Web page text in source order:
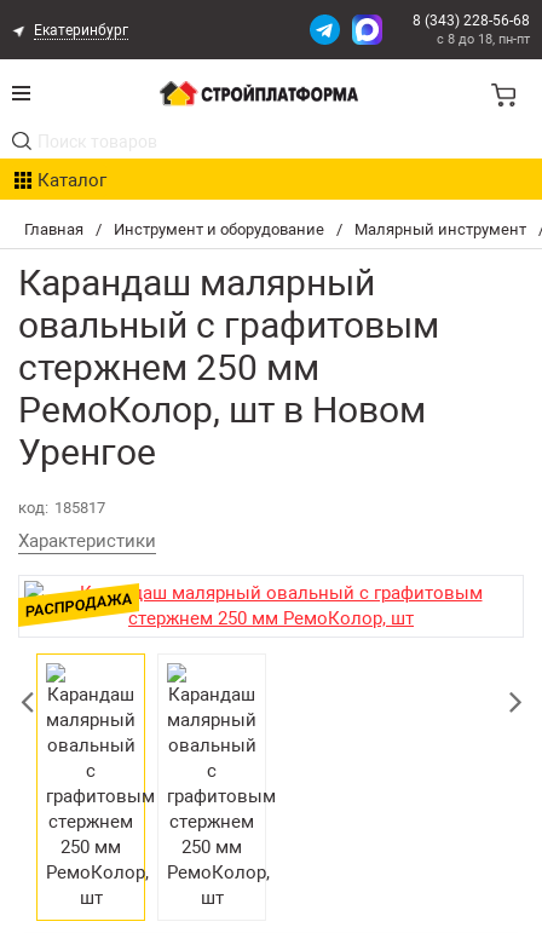
Главная / Инструмент и оборудование / Малярный инструмент
Карандаш малярный
овальный с графитовым
стержнем 250 мм
РемоКолор, шт в Новом
Уренгое
код: 185817
Характеристики
Екатеринбург
8 (343) 228-56-68
с 8 до 18, пн-пт
Каталог
Акции
Расчет доставки
Организациям
Опыт поставок
Статьи
Возврат товара
Екатеринбург